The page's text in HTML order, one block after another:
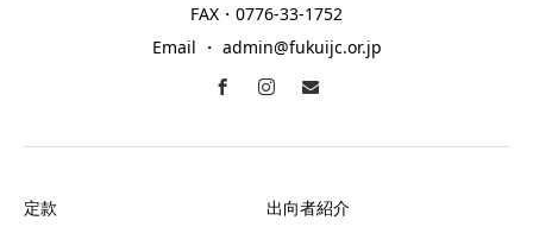
FAX・0776-33-1752
Email ・ admin@fukuijc.or.jp
定款 出向者紹介